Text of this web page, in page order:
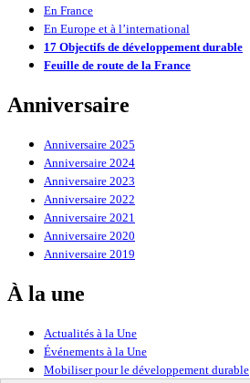
En France
En Europe et à l’international
17 Objectifs de développement durable
Feuille de route de la France
Anniversaire
Anniversaire 2025
Anniversaire 2024
Anniversaire 2023
Anniversaire 2022
Anniversaire 2021
Anniversaire 2020
Anniversaire 2019
À la une
Actualités à la Une
Événements à la Une
Mobiliser pour le développement durable